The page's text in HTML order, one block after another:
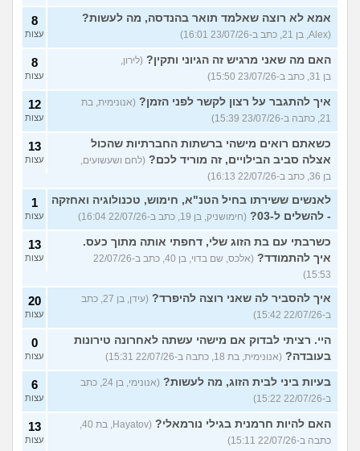
אמא לא רוצה שאלמד תואר בהנדסה, מה לעשות?
(Alex, בן 21, כתב ב-23/07/26 16:01)
8
עצות
האם מה שאני מרגיש זה הגיוני ותקין? (לירון,
בן 31, כתב ב-23/07/26 15:50)
8
עצות
איך להתגבר על רצון לקשר לפני הזמן? (אנונימית, בת
21, כתבה ב-23/07/26 15:39)
12
עצות
כשאתם רואים מישהי ברשתות החברתיות שהכול
אצלה סביב הבילויים, זה מוריד לכם? (לחם ושעשועים,
בן 36, כתב ב-22/07/26 16:13)
13
עצות
לאנשים ששירתו בחיל הטנ"א, חימוש, טכנולוגיה ואחזקה
- להשלים ל-03?
(חימושניק, בן 19, כתב ב-22/07/26 16:04)
1
עצות
כשרבתי עם בת הזוג שלי, דחפתי אותה מתוך כעס.
איך להתמודד?
(אלכס, שם בדוי, בן 40, כתב ב-22/07/26
15:53)
13
עצות
איך להסביר לה שאני רוצה להיפרד?
(עידן, בן 27, כתב
ב-22/07/26 15:42)
20
עצות
היי. רציתי לבדוק אם מישהי עשתה לאחרונה טירונות
בעובדה? (אנונימית, בת 18, כתבה ב-22/07/26 15:31)
0
עצות
בעיות ביני לבית הזוג, מה לעשות?
(אנונימי, בן 24, כתב
ב-22/07/26 15:22)
6
עצות
האם להיות חרמנית בגילי נורמאלי?
(Hayatov, בת 40,
כתבה ב-22/07/26 15:11)
13
עצות